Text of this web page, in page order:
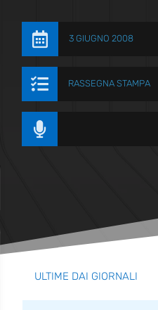
 3 GIUGNO 2008
 RASSEGNA STAMPA

ULTIME DAI GIORNALI